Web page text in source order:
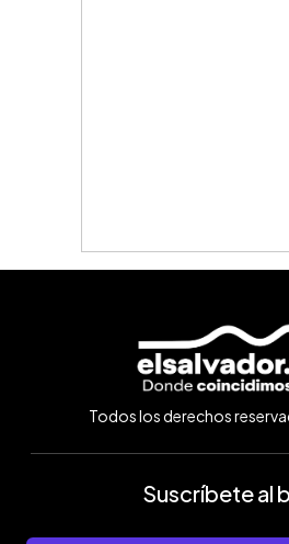
Todos los derechos
Suscríbete al